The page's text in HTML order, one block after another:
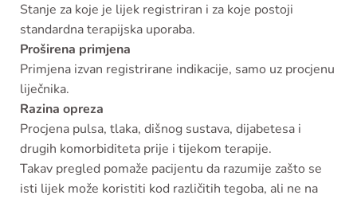
Stanje za koje je lijek registriran i za koje postoji
standardna terapijska uporaba.
Proširena primjena
Primjena izvan registrirane indikacije, samo uz procjenu
liječnika.
Razina opreza
Procjena pulsa, tlaka, dišnog sustava, dijabetesa i
drugih komorbiditeta prije i tijekom terapije.
Takav pregled pomaže pacijentu da razumije zašto se
isti lijek može koristiti kod različitih tegoba, ali ne na